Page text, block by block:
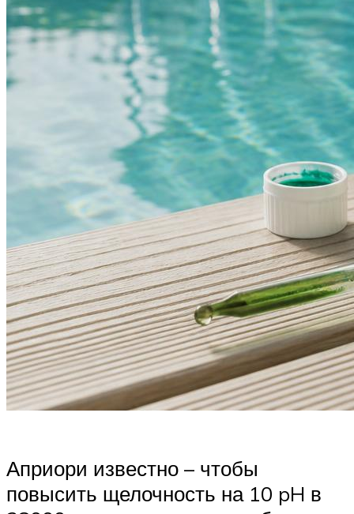
Априори известно – чтобы
повысить щелочность на 10 pH в